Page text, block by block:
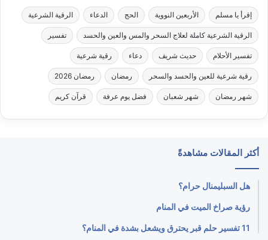
إقرأ يا مسلم الأربعين النووية الحج الدعاء الرقية الشرعية
الرقية الشرعية كاملة لعلاج السحر والمس والعين والحسد تفسير
تفسير الأحلام حديث شريف دعاء رقية شرعية
رقية شرعية للعين والحسد والسحر رمضان رمضان 2026
شهر رمضان شهر شعبان فضل يوم عرفة قرآن كريم
أكثر المقالات مشاهدةً
هل السبليمنال حرام؟
رؤية صراخ الميت في المنام
11 تفسير حلم قبر يحترق ويشعل بشدة في المنام؟